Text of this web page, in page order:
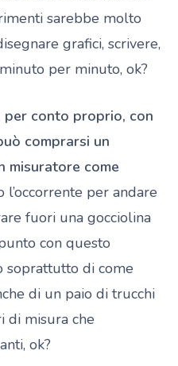
sarebbe molto
grafici, scrivere,
per minuto, ok?
per conto proprio, con
comprarsi un
misuratore come
l’occorrente per andare
fuori una gocciolina
con questo
soprattutto di come
di un paio di trucchi
di misura che
ok?